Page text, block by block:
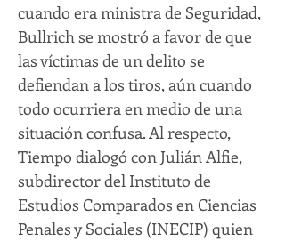
cuando era ministra de Seguridad,
Bullrich se mostró a favor de que
las víctimas de un delito se
defiendan a los tiros, aún cuando
todo ocurriera en medio de una
situación confusa. Al respecto,
Tiempo dialogó con Julián Alfie,
subdirector del Instituto de
Estudios Comparados en Ciencias
Penales y Sociales (INECIP) quien